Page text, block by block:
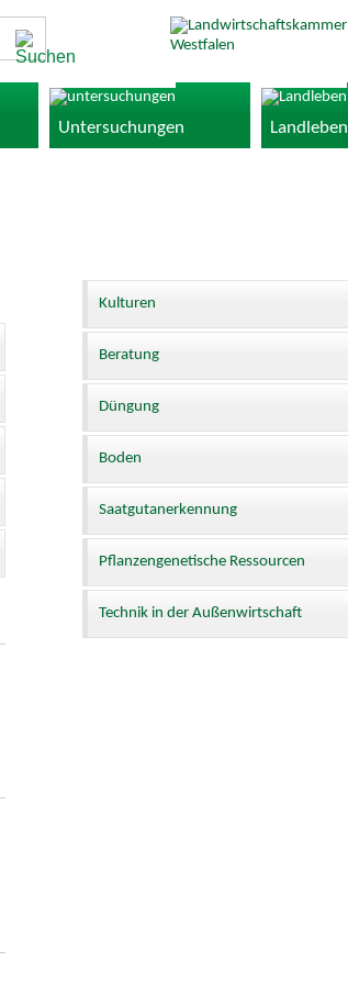
Untersuchungen Landleben
Kulturen
Beratung
Düngung
Boden
Saatgutanerkennung
Pflanzengenetische Ressourcen
Technik in der Außenwirtschaft